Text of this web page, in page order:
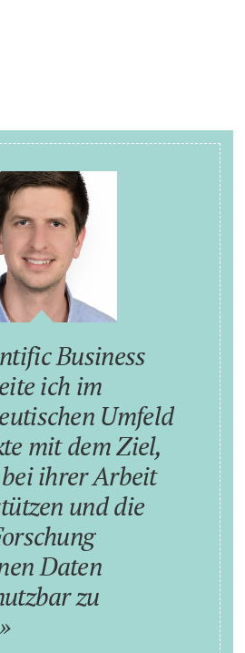
Business
ich im
Umfeld
mit dem Ziel,
ihrer Arbeit
und die
Daten
zu